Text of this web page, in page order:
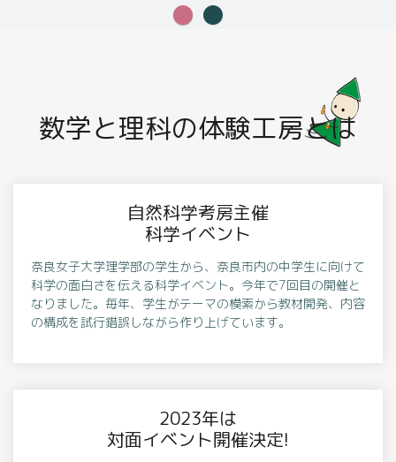
数学と理科の体験工房とは
自然科学考房主催
科学イベント
奈良女子大学理学部の学生から、奈良市内の中学生に向けて
科学の面白さを伝える科学イベント。今年で7回目の開催と
なりました。毎年、学生がテーマの模索から教材開発、内容
の構成を試行錯誤しながら作り上げています。
2023年は
対面イベント開催決定!